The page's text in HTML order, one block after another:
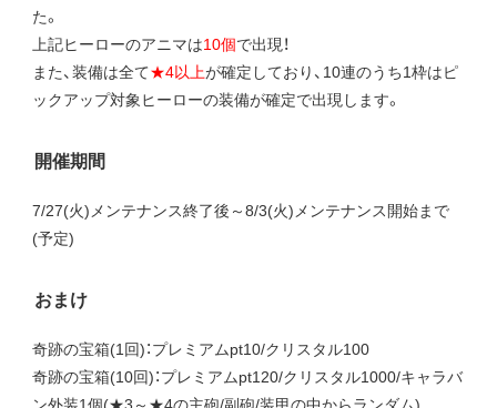
た。
上記ヒーローのアニマは10個で出現！
また、装備は全て★4以上が確定しており、10連のうち1枠はピ
ックアップ対象ヒーローの装備が確定で出現します。
開催期間
7/27(火)メンテナンス終了後～8/3(火)メンテナンス開始まで
(予定)
おまけ
奇跡の宝箱(1回)：プレミアムpt10/クリスタル100
奇跡の宝箱(10回)：プレミアムpt120/クリスタル1000/キャラバ
ン外装1個(★3～★4の主砲/副砲/装甲の中からランダム)